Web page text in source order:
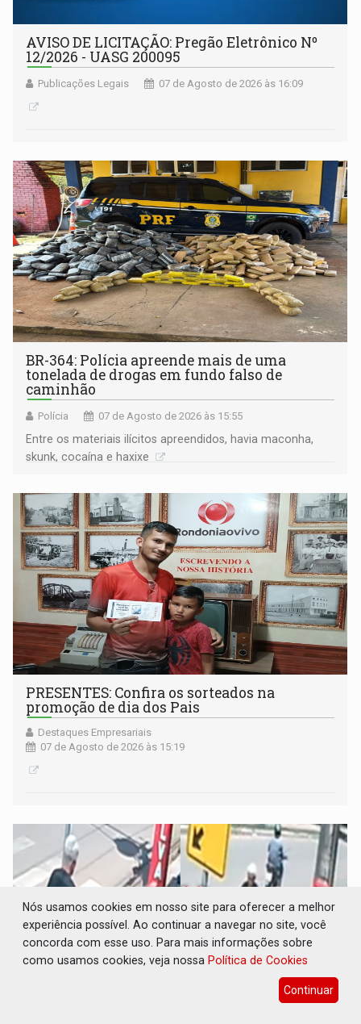
AVISO DE LICITAÇÃO: Pregão Eletrônico Nº
12/2026 - UASG 200095
Publicações Legais 07 de Agosto de 2026 às 16:09
BR-364: Polícia apreende mais de uma
tonelada de drogas em fundo falso de
caminhão
Polícia 07 de Agosto de 2026 às 15:55
Entre os materiais ilícitos apreendidos, havia maconha,
skunk, cocaína e haxixe
PRESENTES: Confira os sorteados na
promoção de dia dos Pais
Destaques Empresariais
07 de Agosto de 2026 às 15:19
Nós usamos cookies em nosso site para oferecer a melhor
experiência possível. Ao continuar a navegar no site, você
concorda com esse uso. Para mais informações sobre
como usamos cookies, veja nossa Política de Cookies
Continuar